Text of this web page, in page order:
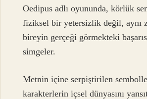
Oedipus adlı oyununda, körlük
fiziksel bir yetersizlik değil, aynı
bireyin gerçeği görmekteki
simgeler.
Metnin içine serpiştirilen
karakterlerin içsel dünyasını